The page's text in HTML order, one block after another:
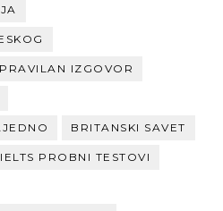
PRAVILAN IZGOVOR
BRITANSKI SAVET
IELTS PROBNI TESTOVI